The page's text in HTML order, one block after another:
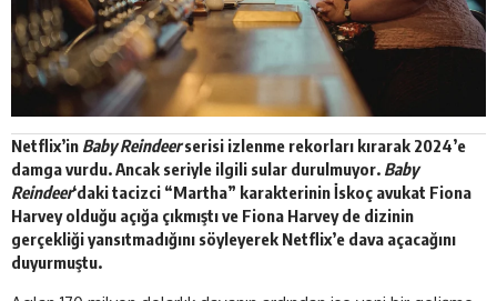
Netflix’in Baby Reindeerserisi izlenme rekorları kırarak 2024’e
damga vurdu. Ancak seriyle ilgili sular durulmuyor. Baby
Reindeer‘daki tacizci “Martha” karakterinin İskoç avukat Fiona
Harvey olduğu açığa çıkmıştı ve Fiona Harvey de dizinin
gerçekliği yansıtmadığını söyleyerek Netflix’e dava açacağını
duyurmuştu.